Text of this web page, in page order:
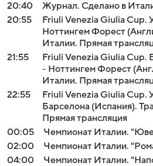
20:40
Журнал. Сделано в
20:55
Friuli Venezia Giulia Cup.
Ноттингем Форест
Италии. Прямая
21:55
Friuli Venezia Giulia Cup.
- Ноттингем Форест
Италии. Прямая
22:55
Friuli Venezia Giulia Cup.
Барселона (Испания).
Прямая трансляция
00:05
Чемпионат Италии.
02:00
Чемпионат Италии.
04:00
Чемпионат Италии.